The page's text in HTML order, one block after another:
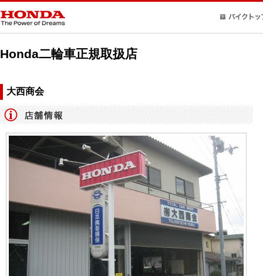
Honda二輪車正規取扱店
大西商会